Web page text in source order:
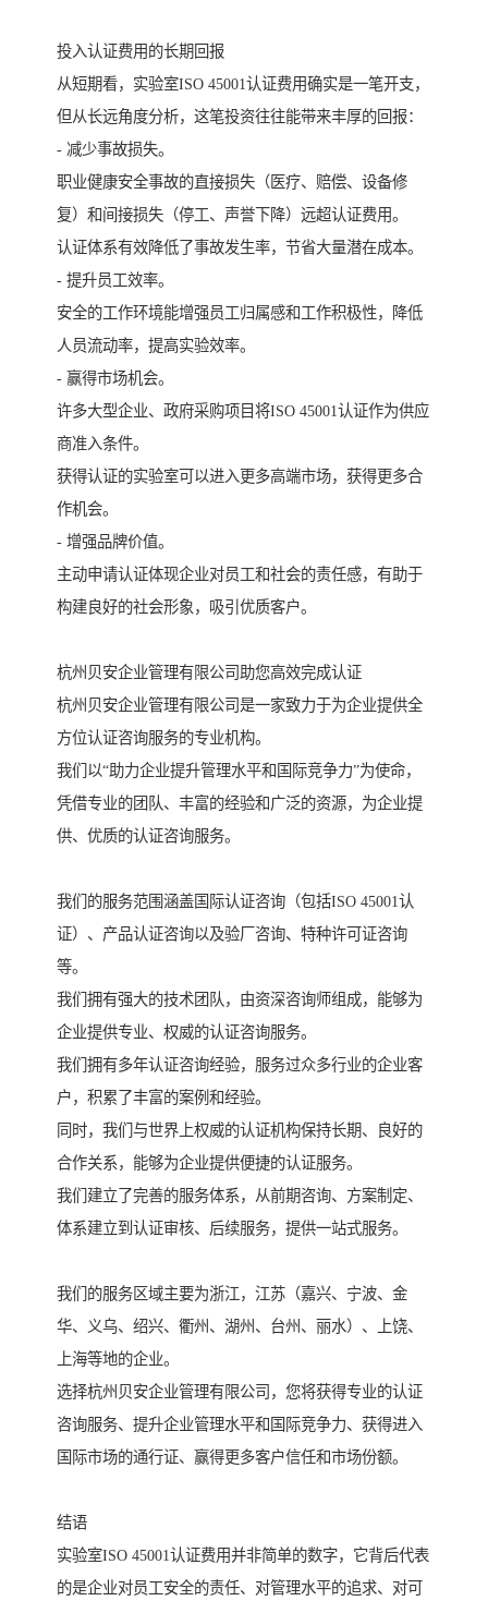
投入认证费用的长期回报
从短期看，实验室ISO 45001认证费用确实是一笔开支，
但从长远角度分析，这笔投资往往能带来丰厚的回报：
- 减少事故损失。
职业健康安全事故的直接损失（医疗、赔偿、设备修
复）和间接损失（停工、声誉下降）远超认证费用。
认证体系有效降低了事故发生率，节省大量潜在成本。
- 提升员工效率。
安全的工作环境能增强员工归属感和工作积极性，降低
人员流动率，提高实验效率。
- 赢得市场机会。
许多大型企业、政府采购项目将ISO 45001认证作为供应
商准入条件。
获得认证的实验室可以进入更多高端市场，获得更多合
作机会。
- 增强品牌价值。
主动申请认证体现企业对员工和社会的责任感，有助于
构建良好的社会形象，吸引优质客户。
杭州贝安企业管理有限公司助您高效完成认证
杭州贝安企业管理有限公司是一家致力于为企业提供全
方位认证咨询服务的专业机构。
我们以“助力企业提升管理水平和国际竞争力”为使命，
凭借专业的团队、丰富的经验和广泛的资源，为企业提
供、优质的认证咨询服务。
我们的服务范围涵盖国际认证咨询（包括ISO 45001认
证）、产品认证咨询以及验厂咨询、特种许可证咨询
等。
我们拥有强大的技术团队，由资深咨询师组成，能够为
企业提供专业、权威的认证咨询服务。
我们拥有多年认证咨询经验，服务过众多行业的企业客
户，积累了丰富的案例和经验。
同时，我们与世界上权威的认证机构保持长期、良好的
合作关系，能够为企业提供便捷的认证服务。
我们建立了完善的服务体系，从前期咨询、方案制定、
体系建立到认证审核、后续服务，提供一站式服务。
我们的服务区域主要为浙江，江苏（嘉兴、宁波、金
华、义乌、绍兴、衢州、湖州、台州、丽水）、上饶、
上海等地的企业。
选择杭州贝安企业管理有限公司，您将获得专业的认证
咨询服务、提升企业管理水平和国际竞争力、获得进入
国际市场的通行证、赢得更多客户信任和市场份额。
结语
实验室ISO 45001认证费用并非简单的数字，它背后代表
的是企业对员工安全的责任、对管理水平的追求、对可